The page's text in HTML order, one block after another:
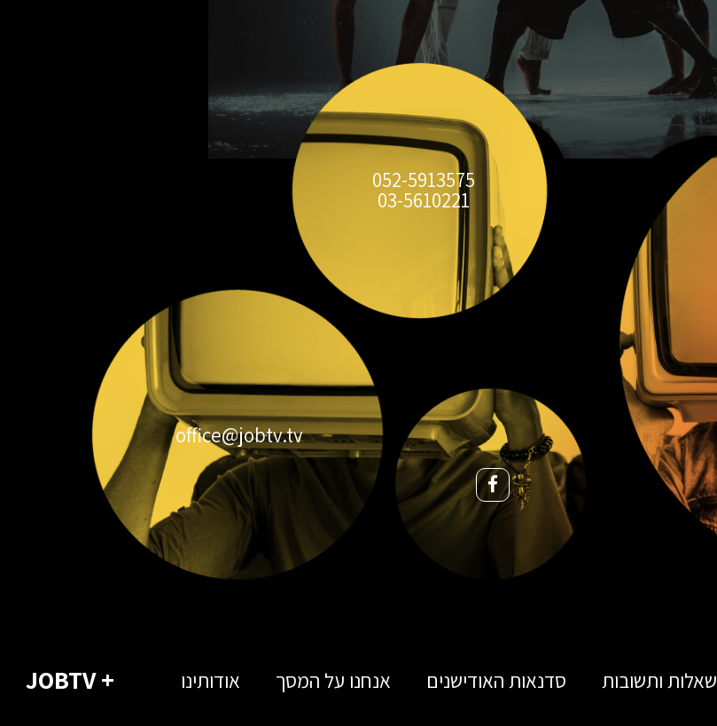
052-5913575
03-5610221
office@jobtv.tv
שאלות ותשובות סדנאות האודישנים אנחנו על המסך אודותינו + JOBTV